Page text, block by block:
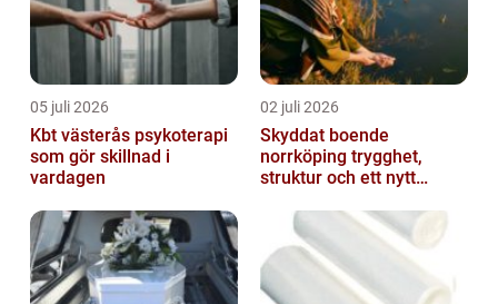
05 juli 2026
Kbt västerås psykoterapi
som gör skillnad i
vardagen
02 juli 2026
Skyddat boende
norrköping trygghet,
struktur och ett nytt